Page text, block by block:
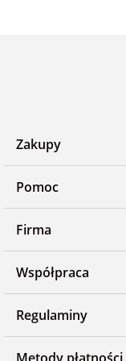
Zakupy
Pomoc
Firma
Współpraca
Regulaminy